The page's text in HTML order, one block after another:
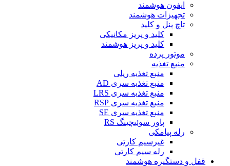
ایفون هوشمند
تجهیزات هوشمند
تاچ پنل و کلید
کلید و پریز مکانیکی
کلید و پریز هوشمند
موتور پرده
منبع تغذیه
منبع تغذیه ریلی
منبع تغذیه سری AD
منبع تغذیه سری LRS
منبع تغذیه سری RSP
منبع تغذیه سری SE
پاور سوئیچینگ RS
رله پیامکی
غیرسیم کارتی
رله سیم کارتی
قفل و دستگیره هوشمند